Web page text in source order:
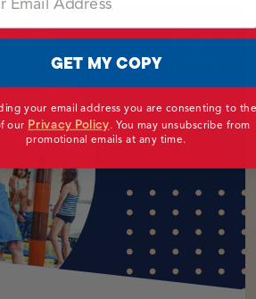
GET MY COPY
your email address you are consenting to the
our Privacy Policy.You may unsubscribe from
promotional emails at any time.